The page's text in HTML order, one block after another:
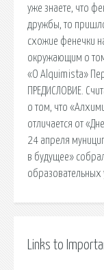
уже знаете, что
дружбы, то
схожие фенечки
окружающим о
«O Alquimista»
ПРЕДИСЛОВИЕ.
о том, что
отличается от
24 апреля
в будущее»
Links to